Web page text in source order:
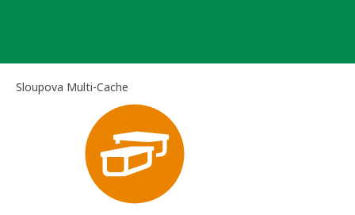
Sloupova Multi-Cache